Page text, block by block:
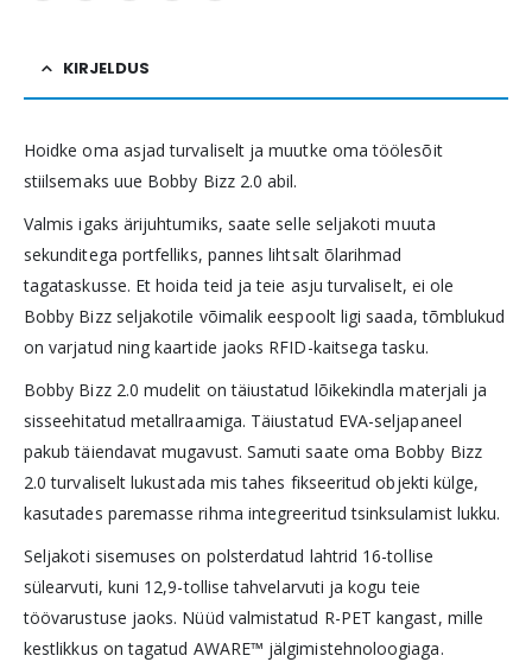
KIRJELDUS
Hoidke oma asjad turvaliselt ja muutke oma töölesõit
stiilsemaks uue Bobby Bizz 2.0 abil.
Valmis igaks ärijuhtumiks, saate selle seljakoti muuta
sekunditega portfelliks, pannes lihtsalt õlarihmad
tagataskusse. Et hoida teid ja teie asju turvaliselt, ei ole
Bobby Bizz seljakotile võimalik eespoolt ligi saada, tõmblukud
on varjatud ning kaartide jaoks RFID-kaitsega tasku.
Bobby Bizz 2.0 mudelit on täiustatud lõikekindla materjali ja
sisseehitatud metallraamiga. Täiustatud EVA-seljapaneel
pakub täiendavat mugavust. Samuti saate oma Bobby Bizz
2.0 turvaliselt lukustada mis tahes fikseeritud objekti külge,
kasutades paremasse rihma integreeritud tsinksulamist lukku.
Seljakoti sisemuses on polsterdatud lahtrid 16-tollise
sülearvuti, kuni 12,9-tollise tahvelarvuti ja kogu teie
töövarustuse jaoks. Nüüd valmistatud R-PET kangast, mille
kestlikkus on tagatud AWARE™ jälgimistehnoloogiaga.